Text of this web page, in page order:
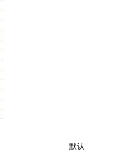
默认